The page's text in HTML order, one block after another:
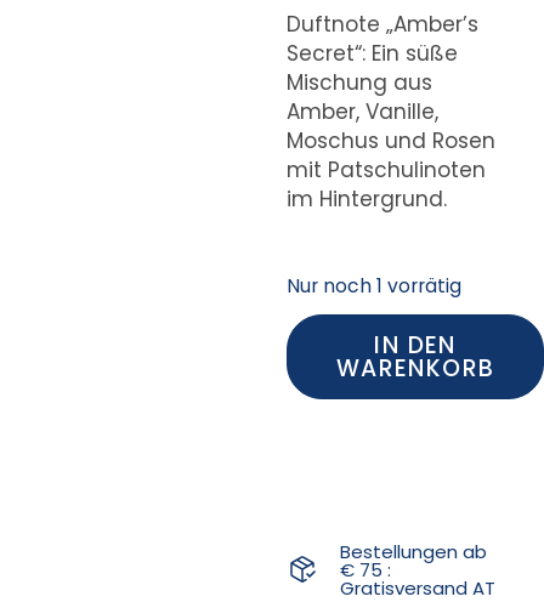
Duftnote „Amber’s
Secret“: Ein süße
Mischung aus
Amber, Vanille,
Moschus und Rosen
mit Patschulinoten
im Hintergrund.
Nur noch 1 vorrätig
IN DEN
WARENKORB
Bestellungen ab
€ 75 :
Gratisversand AT